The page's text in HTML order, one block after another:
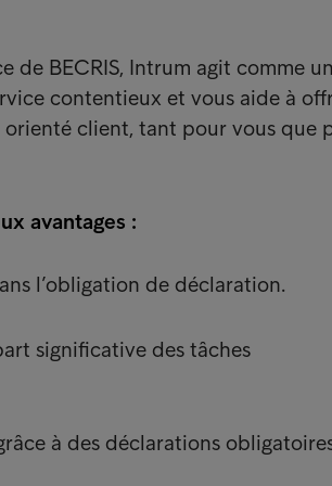
de BECRIS, Intrum agit comme un
contentieux et vous aide à
client, tant pour vous que
avantages :
l’obligation de déclaration.
significative des tâches
à des déclarations